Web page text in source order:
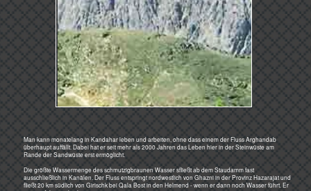
Solche Begegnungen wird es
heutzutage nicht mehr geben.
Azzis, der Cheftechnicke, der da
oben am Überlauf sitzt, freute
sich.
Er sagte, wenn die Kutschis
kommen, kommen die Rutschis
und mit ihnen der Frühling.
Normaden und Schwalben - oder
Westlich von Kandahar: Ein Dorf in 6 Stockwerken